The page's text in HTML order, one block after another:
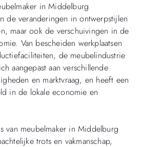
in Middelburg
de veranderingen in ontwerpstijlen
maar ook de verschuivingen in de
Van bescheiden werkplaatsen
de meubelindustrie
aangepast aan verschillende
en marktvraag, en heeft een
in de lokale economie en
van meubelmaker in Middelburg
trots en vakmanschap,